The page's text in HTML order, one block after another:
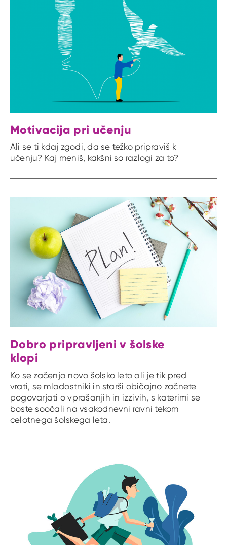
Motivacija pri učenju
Ali se ti kdaj zgodi, da se težko pripraviš k
učenju? Kaj meniš, kakšni so razlogi za to?
Dobro pripravljeni v šolske
klopi
Ko se začenja novo šolsko leto ali je tik pred
vrati, se mladostniki in starši običajno začnete
pogovarjati o vprašanjih in izzivih, s katerimi se
boste soočali na vsakodnevni ravni tekom
celotnega šolskega leta.